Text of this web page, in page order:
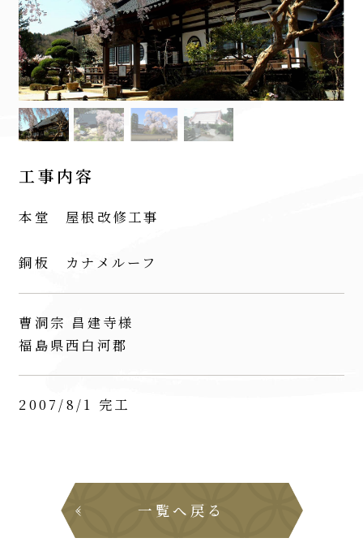
工事内容
本堂 屋根改修工事
銅板 カナメルーフ
曹洞宗 昌建寺様
福島県西白河郡
2007/8/1 完工
一覧へ戻る